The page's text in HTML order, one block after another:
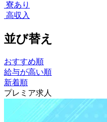
寮あり
高収入
並び替え
おすすめ順
給与が高い順
新着順
プレミア求人